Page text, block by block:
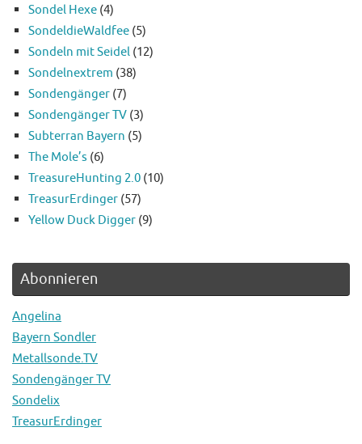
Sondel Hexe (4)
SondeldieWaldfee (5)
Sondeln mit Seidel (12)
Sondelnextrem (38)
Sondengänger (7)
Sondengänger TV (3)
Subterran Bayern (5)
The Mole’s (6)
TreasureHunting 2.0 (10)
TreasurErdinger (57)
Yellow Duck Digger (9)
Abonnieren
Angelina
Bayern Sondler
Metallsonde.TV
Sondengänger TV
Sondelix
TreasurErdinger